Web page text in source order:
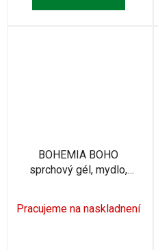
BOHEMIA BOHO
sprchový gél, mydlo,
Pracujeme na naskladnení